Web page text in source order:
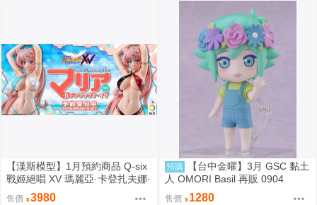
【漢斯模型】1月預約商品 Q-six
戰姬絕唱 XV 瑪麗亞·卡登扎夫娜·
伊芙 通常版 油光版 1/7 PVC
售價 3980
預購
【台中金曜】3月 GSC 黏土
人 OMORI Basil 再販 0904
售價 1280